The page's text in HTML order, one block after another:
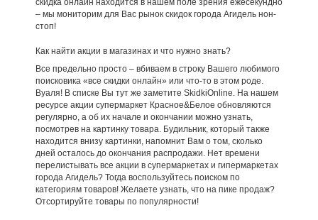
– мы мониторим для Вас рынок скидок города Агидель нон-
стоп!
Как найти акции в магазинах и что нужно знать?
Все предельно просто – вбиваем в строку Вашего любимого
поисковика «все скидки онлайн» или что-то в этом роде.
Вуаля! В списке Вы тут же заметите SkidkiOnline. На нашем
ресурсе акции супермаркет Красное&Белое обновляются
регулярно, а об их начале и окончании можно узнать,
посмотрев на картинку товара. Будильник, который также
находится внизу картинки, напомнит Вам о том, сколько
дней осталось до окончания распродажи. Нет времени
перелистывать все акции в супермаркетах и гипермаркетах
города Агидель? Тогда воспользуйтесь поиском по
категориям товаров! Желаете узнать, что на пике продаж?
Отсортируйте товары по популярности!